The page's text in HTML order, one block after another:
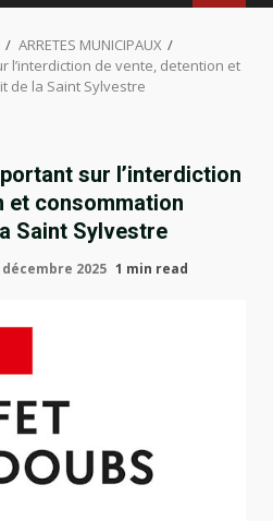
ARRETES MUNICIPAUX
l’interdiction de vente, detention et
de la Saint Sylvestre
sur l’interdiction
et consommation
Saint Sylvestre
décembre 2025 1 min read